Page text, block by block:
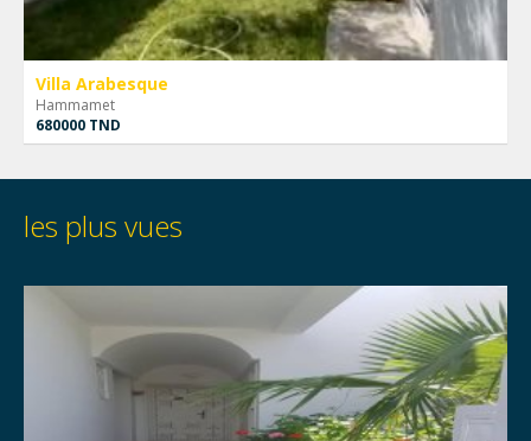
Villa Arabesque
Hammamet
680000 TND
les plus vues